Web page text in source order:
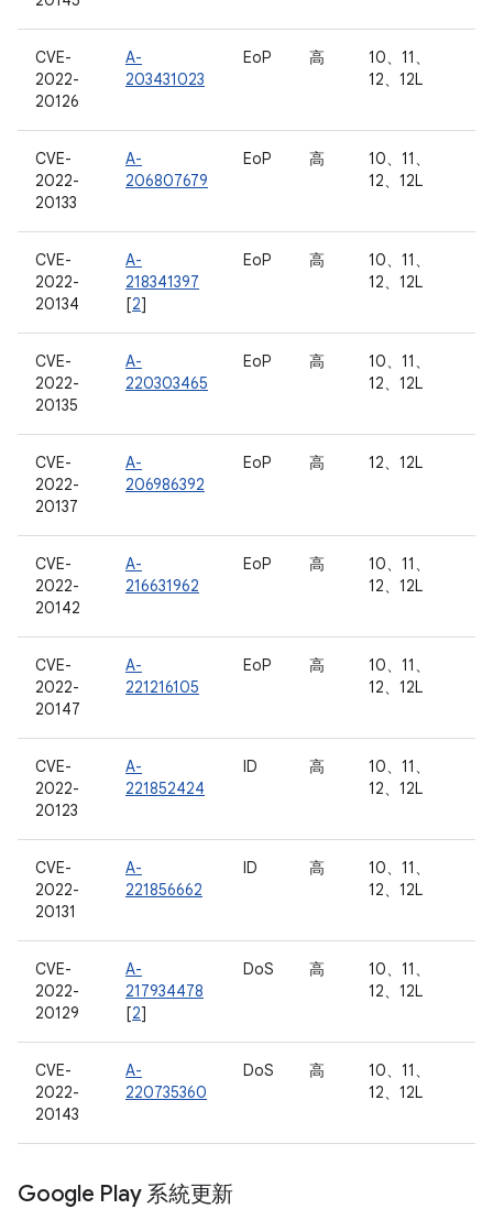
CVE-
2022-
20126
A-
203431023
EoP 高
10、11、
12、12L
CVE-
2022-
20133
A-
206807679
EoP 高
10、11、
12、12L
CVE-
2022-
20134
A-
218341397
[2]
EoP 高
10、11、
12、12L
CVE-
2022-
20135
A-
220303465
EoP 高
10、11、
12、12L
CVE-
2022-
20137
A-
206986392
EoP 高 12、12L
CVE-
2022-
20142
A-
216631962
EoP 高
10、11、
12、12L
CVE-
2022-
20147
A-
221216105
EoP 高
10、11、
12、12L
CVE-
2022-
20123
A-
221852424
ID 高
10、11、
12、12L
CVE-
2022-
20131
A-
221856662
ID 高
10、11、
12、12L
CVE-
2022-
20129
A-
217934478
[2]
DoS 高
10、11、
12、12L
CVE-
2022-
20143
A-
220735360
DoS 高
10、11、
12、12L
Google Play 系統更新